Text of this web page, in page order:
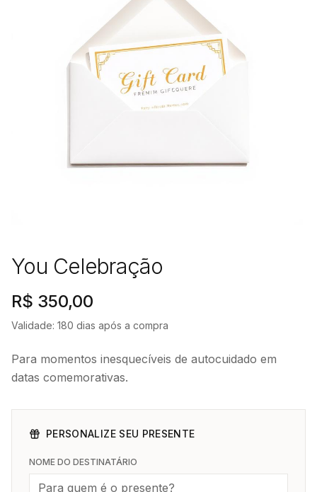
You Celebração
R$ 350,00
Validade: 180 dias após a compra
Para momentos inesquecíveis de autocuidado em
datas comemorativas.
PERSONALIZE SEU PRESENTE
NOME DO DESTINATÁRIO